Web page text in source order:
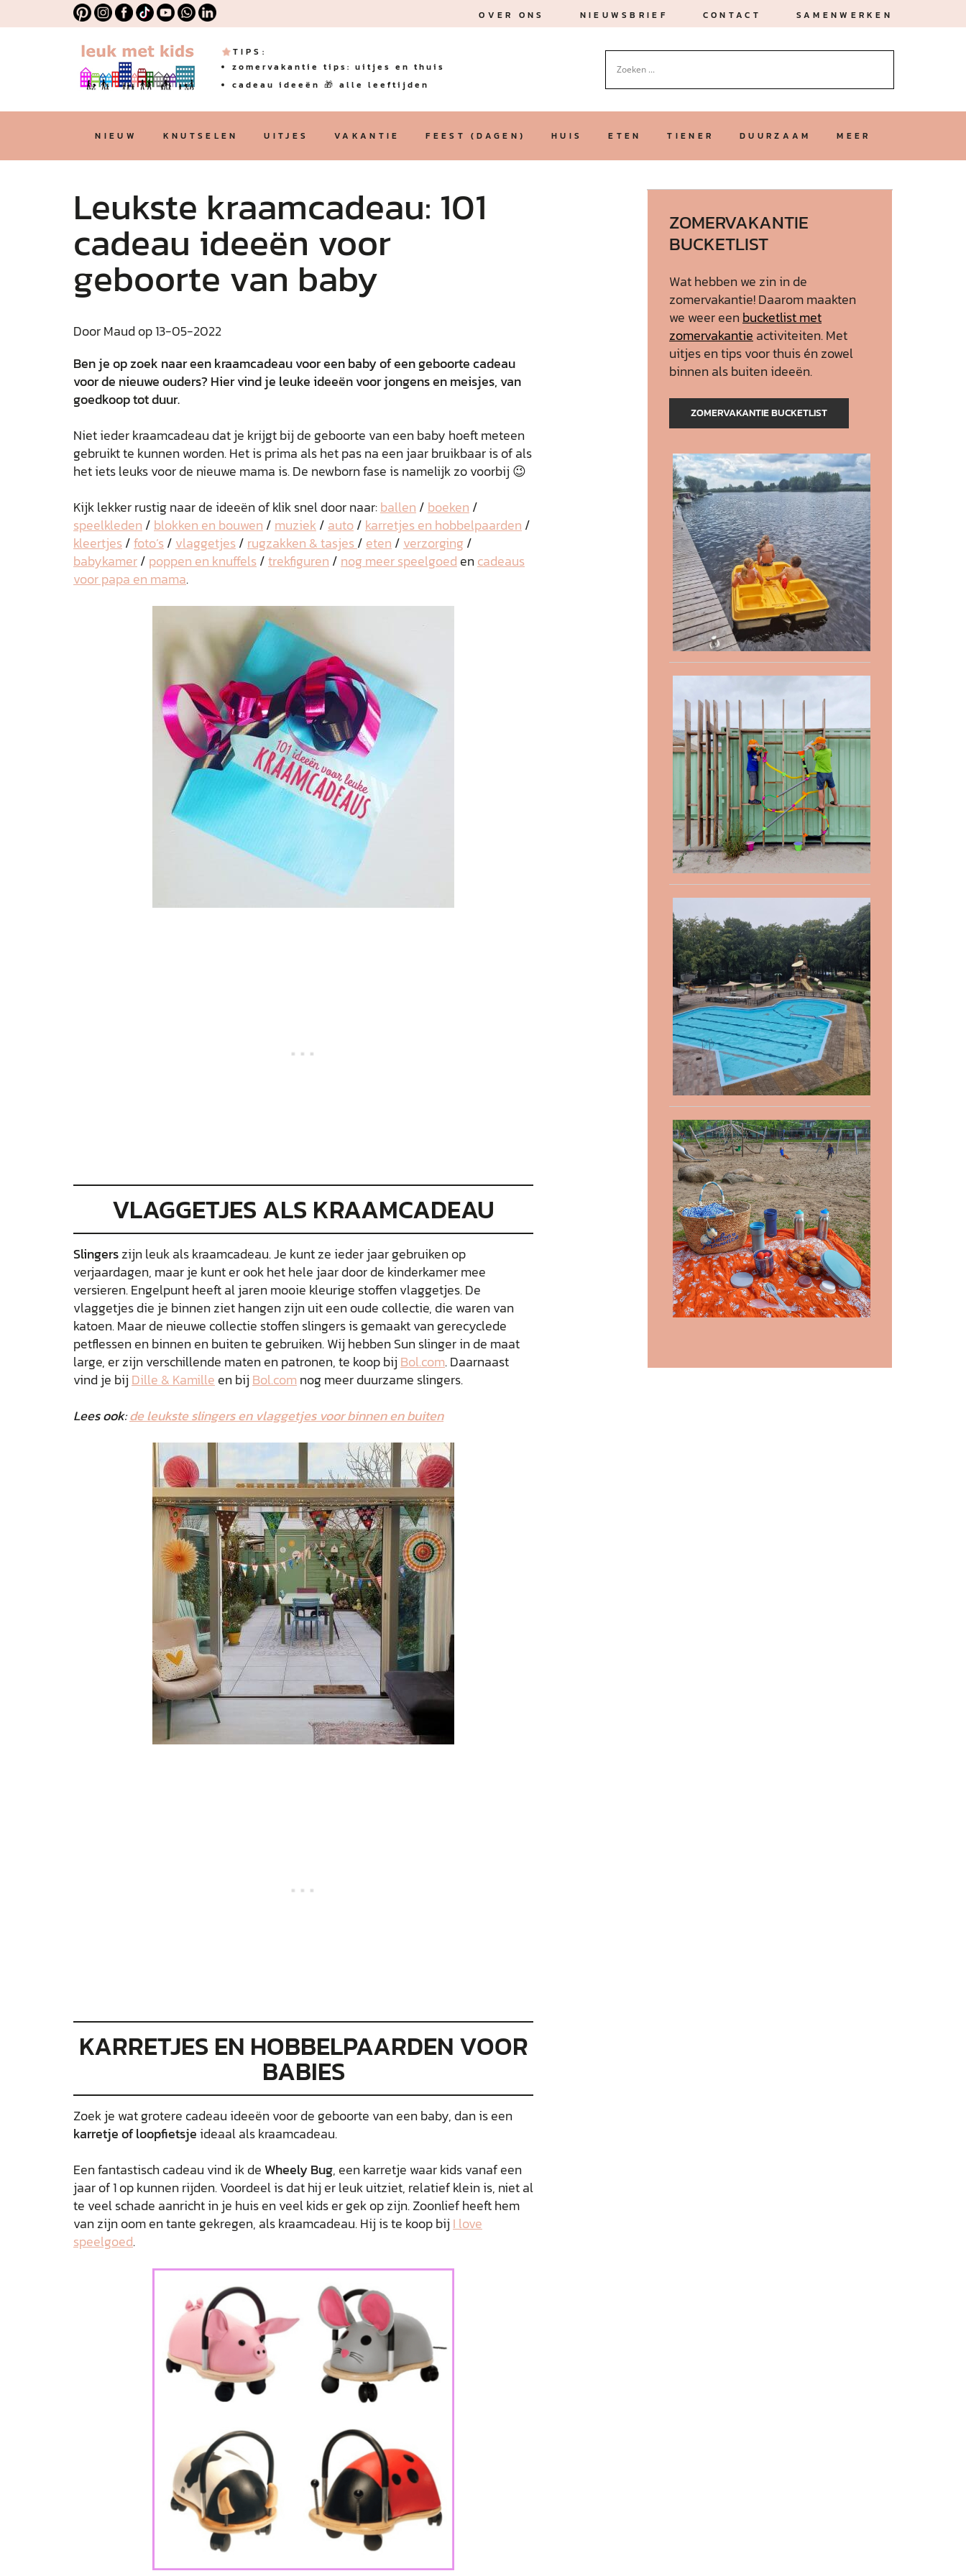
OVER ONS NIEUWSBRIEF CONTACT SAMENWERKEN
TIPS:
zomervakantie tips: uitjes en thuis
cadeau ideeën 🎁 alle leeftijden
NIEUW KNUTSELEN UITJES VAKANTIE FEEST (DAGEN) HUIS ETEN TIENER DUURZAAM MEER
Leukste kraamcadeau: 101
cadeau ideeën voor
geboorte van baby
Door Maud op 13-05-2022
Ben je op zoek naar een kraamcadeau voor een baby of een geboorte cadeau
voor de nieuwe ouders? Hier vind je leuke ideeën voor jongens en meisjes, van
goedkoop tot duur.
Niet ieder kraamcadeau dat je krijgt bij de geboorte van een baby hoeft meteen
gebruikt te kunnen worden. Het is prima als het pas na een jaar bruikbaar is of als
het iets leuks voor de nieuwe mama is. De newborn fase is namelijk zo voorbij 😉
Kijk lekker rustig naar de ideeën of klik snel door naar:ballen / boeken /
speelkleden / blokken en bouwen / muziek/ auto/ karretjes en hobbelpaarden /
kleertjes/foto’s/ vlaggetjes/ rugzakken & tasjes/ eten / verzorging /
babykamer/ poppen en knuffels/trekfiguren / nog meer speelgoed en cadeaus
voor papa en mama.
VLAGGETJES ALS KRAAMCADEAU
Slingerszijn leuk als kraamcadeau. Je kunt ze ieder jaar gebruiken op
verjaardagen, maar je kunt er ook het hele jaar door de kinderkamer mee
versieren. Engelpunt heeft al jaren mooie kleurige stoffen vlaggetjes. De
vlaggetjes die je binnen ziet hangen zijn uit een oude collectie, die waren van
katoen. Maar de nieuwe collectie stoffen slingers is gemaakt van gerecyclede
petflessen en binnen en buiten te gebruiken. Wij hebben Sun slinger in de maat
large, er zijn verschillende maten en patronen, te koop bij Bol.com. Daarnaast
vind je bij Dille & Kamille en bij Bol.com nog meer duurzame slingers.
Lees ook:de leukste slingers en vlaggetjes voor binnen en buiten
KARRETJES EN HOBBELPAARDEN VOOR
BABIES
Zoek je wat grotere cadeau ideeën voor de geboorte van een baby, dan is een
karretje of loopfietsje ideaal als kraamcadeau.
Een fantastisch cadeau vind ik de Wheely Bug, een karretje waar kids vanaf een
jaar of 1 op kunnen rijden. Voordeel is dat hij er leuk uitziet, relatief klein is, niet al
te veel schade aanricht in je huis en veel kids er gek op zijn. Zoonlief heeft hem
van zijn oom en tante gekregen, als kraamcadeau. Hij is te koop bij I love
speelgoed.
ZOMERVAKANTIE
BUCKETLIST
Wat hebben we zin in de
zomervakantie! Daarom maakten
we weer een bucketlist met
zomervakantie activiteiten. Met
uitjes en tips voor thuis én zowel
binnen als buiten ideeën.
ZOMERVAKANTIE BUCKETLIST